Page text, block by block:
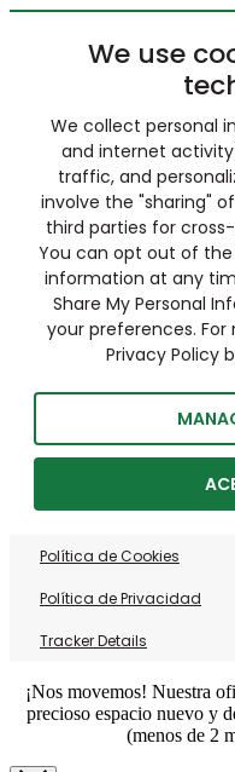
We use
We collect personal
and internet
traffic, and
involve the "sharing"
third parties for
You can opt out of the
information at any
Share My Personal
your preferences.
Privacy Policy
Política de Cookies
Política de Privacidad
Tracker Details
¡Nos movemos! Nuestra
precioso espacio nuevo y
(menos de 2